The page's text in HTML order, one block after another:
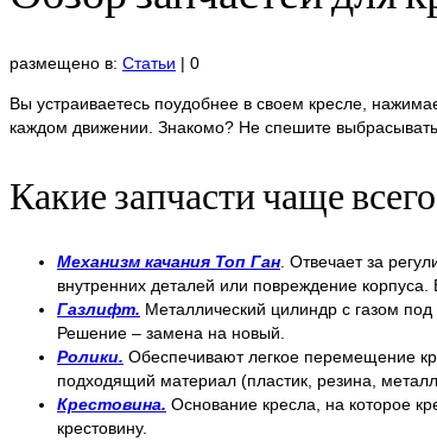
размещено в: Статьи | 0
Вы устраиваетесь поудобнее в своем кресле,
каждом движении. Знакомо? Не спешите
Какие запчасти чаще
Механизм качания Топ Ган . Отвечает за
внутренних деталей или повреждение
Газлифт. Металлический цилиндр с газом
Решение – замена на новый.
Ролики. Обеспечивают легкое перемещение
подходящий материал (пластик, резина,
Крестовина. Основание кресла, на которое
крестовину.